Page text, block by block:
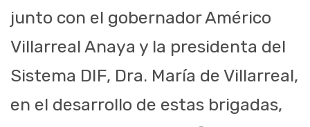
junto con el gobernador Américo
Villarreal Anaya y la presidenta del
Sistema DIF, Dra. María de Villarreal,
en el desarrollo de estas brigadas,